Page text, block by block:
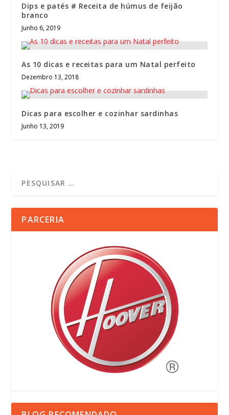
Dips e patés # Receita de húmus de feijão
branco
Junho 6, 2019
As 10 dicas e receitas para um Natal perfeito
Dezembro 13, 2018
Dicas para escolher e cozinhar sardinhas
Junho 13, 2019
PARCERIA